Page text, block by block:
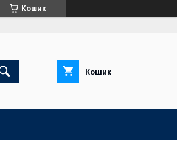
Кошик
Кошик